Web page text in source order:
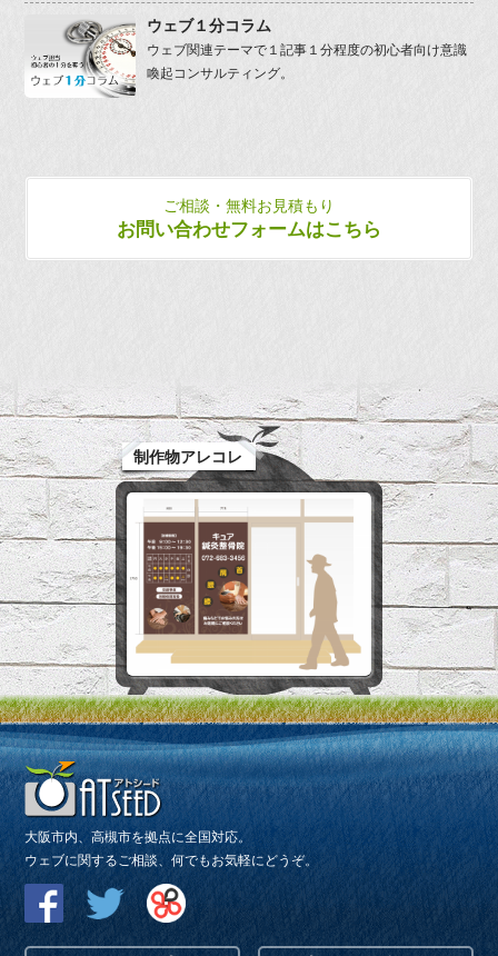
ウェブ１分コラム
ウェブ関連テーマで１記事１分程度の初心者向け意識
喚起コンサルティング。
ご相談・無料お見積もり
お問い合わせフォームはこちら
制作物アレコレ
大阪市内、高槻市を拠点に全国対応。
ウェブに関するご相談、何でもお気軽にどうぞ。